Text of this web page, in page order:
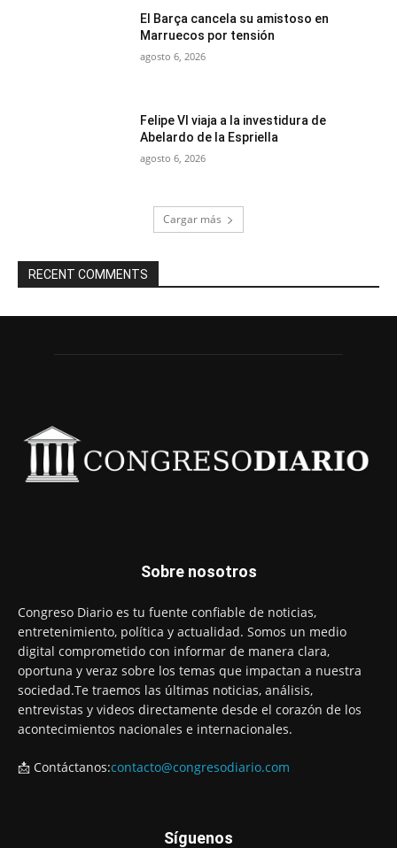
El Barça cancela su amistoso en
Marruecos por tensión
agosto 6, 2026
Felipe VI viaja a la investidura de
Abelardo de la Espriella
agosto 6, 2026
Cargar más
RECENT COMMENTS
Sobre nosotros
Congreso Diario es tu fuente confiable de noticias,
entretenimiento, política y actualidad. Somos un medio
digital comprometido con informar de manera clara,
oportuna y veraz sobre los temas que impactan a nuestra
sociedad.Te traemos las últimas noticias, análisis,
entrevistas y videos directamente desde el corazón de los
acontecimientos nacionales e internacionales.
📩 Contáctanos:contacto@congresodiario.com
Síguenos